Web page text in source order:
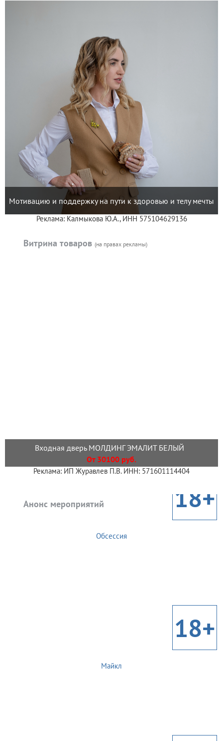
Мотивацию и поддержку на пути к здоровью и телу мечты
Реклама: Калмыкова Ю.А., ИНН 575104629136
Витрина товаров (на правах рекламы)
Входная дверь МОЛДИНГ ЭМАЛИТ БЕЛЫЙ
От 30100 руб.
Реклама: ИП Журавлев П.В. ИНН: 571601114404
Анонс мероприятий 18+
Обсессия
18+
Майкл